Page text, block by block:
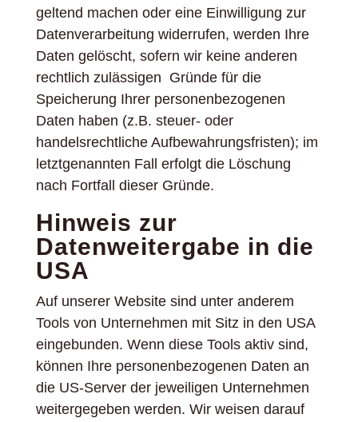
geltend machen oder eine Einwilligung zur
Datenverarbeitung widerrufen, werden Ihre
Daten gelöscht, sofern wir keine anderen
rechtlich zulässigen Gründe für die
Speicherung Ihrer personenbezogenen
Daten haben (z.B. steuer- oder
handelsrechtliche Aufbewahrungsfristen); im
letztgenannten Fall erfolgt die Löschung
nach Fortfall dieser Gründe.
Hinweis zur
Datenweitergabe in die
USA
Auf unserer Website sind unter anderem
Tools von Unternehmen mit Sitz in den USA
eingebunden. Wenn diese Tools aktiv sind,
können Ihre personenbezogenen Daten an
die US-Server der jeweiligen Unternehmen
weitergegeben werden. Wir weisen darauf